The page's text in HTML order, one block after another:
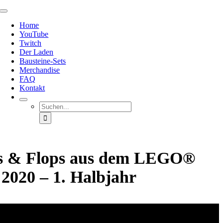
Zum
springen
Toggle
NavigationHome
YouTube
Twitch
Der Laden
Bausteine-Sets
Merchandise
FAQ
Kontakt
Suche
nach:
& Flops aus dem LEGO®
– 1. Halbjahr